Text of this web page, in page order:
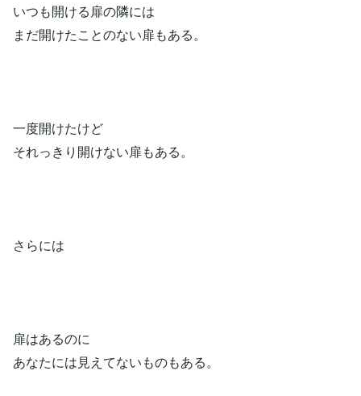
いつも開ける扉の隣には
まだ開けたことのない扉もある。
一度開けたけど
それっきり開けない扉もある。
さらには
扉はあるのに
あなたには見えてないものもある。